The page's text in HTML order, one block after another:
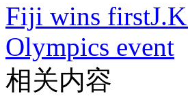
Fiji wins first
Olympics event
相关内容